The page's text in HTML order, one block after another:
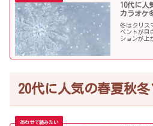
10代に人
カラオケ
冬はクリス
ベントが目
ションが上
20代に人気の春夏秋